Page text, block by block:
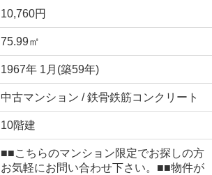
10,760円
75.99㎡
1967年 1月(築59年)
中古マンション / 鉄骨鉄筋コンクリート
10階建
■■こちらのマンション限定でお探しの方
お気軽にお問い合わせ下さい。■■物件が